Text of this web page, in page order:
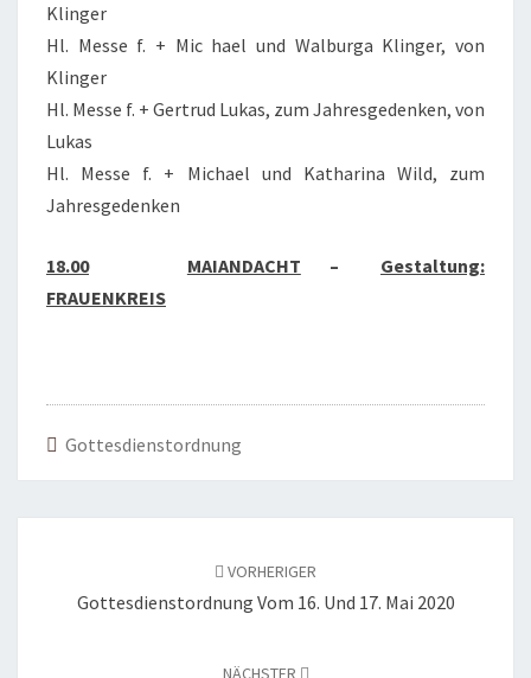
Klinger
Hl. Messe f. + Mic hael und Walburga Klinger, von
Klinger
Hl. Messe f. + Gertrud Lukas, zum Jahresgedenken, von
Lukas
Hl. Messe f. + Michael und Katharina Wild, zum
Jahresgedenken
18.00 MAIANDACHT – Gestaltung:
FRAUENKREIS
Gottesdienstordnung
VORHERIGER
Gottesdienstordnung Vom 16. Und 17. Mai 2020
NÄCHSTER